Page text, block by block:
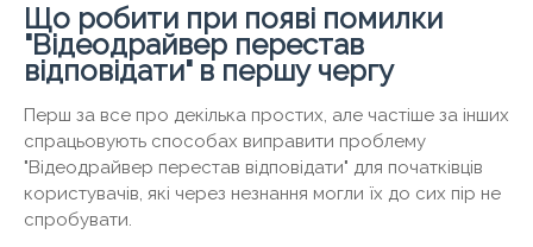
Що робити при появі помилки
"Відеодрайвер перестав
відповідати" в першу чергу
Перш за все про декілька простих, але частіше за інших
спрацьовують способах виправити проблему
"Відеодрайвер перестав відповідати" для початківців
користувачів, які через незнання могли їх до сих пір не
спробувати.